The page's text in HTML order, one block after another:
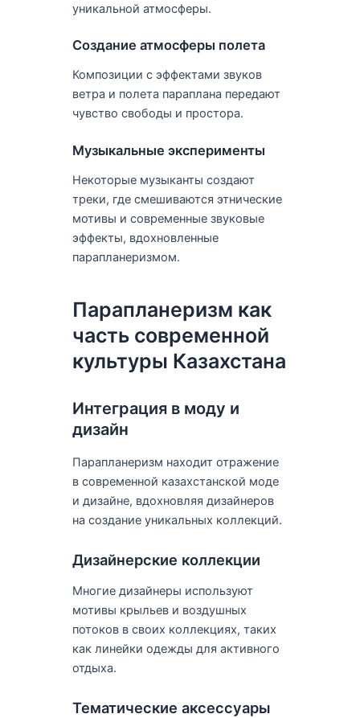
уникальной атмосферы.
Создание атмосферы полета
Композиции с эффектами звуков
ветра и полета параплана передают
чувство свободы и простора.
Музыкальные эксперименты
Некоторые музыканты создают
треки, где смешиваются этнические
мотивы и современные звуковые
эффекты, вдохновленные
парапланеризмом.
Парапланеризм как
часть современной
культуры Казахстана
Интеграция в моду и
дизайн
Парапланеризм находит отражение
в современной казахстанской моде
и дизайне, вдохновляя дизайнеров
на создание уникальных коллекций.
Дизайнерские коллекции
Многие дизайнеры используют
мотивы крыльев и воздушных
потоков в своих коллекциях, таких
как линейки одежды для активного
отдыха.
Тематические аксессуары